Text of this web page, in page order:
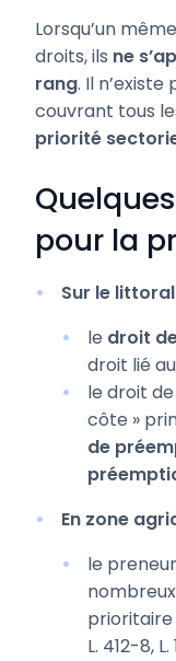
Lorsqu’un
droits, ils ne
rang. Il
couvrant tous
priorité
pour la
Sur le littoral
le droit
droit lié au
le droit
côte »
de
En zone
le
prioritaire
L. 412-8,